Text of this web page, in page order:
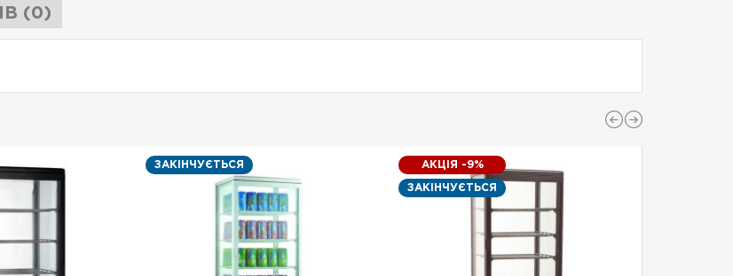
(0)
ЗАКІНЧУЄТЬСЯ АКЦІЯ -9%
ЗАКІНЧУЄТЬСЯ